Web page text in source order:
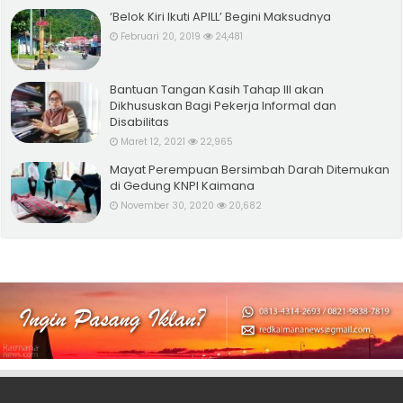
‘Belok Kiri Ikuti APILL’ Begini Maksudnya
Februari 20, 2019 24,481
Bantuan Tangan Kasih Tahap III akan
Dikhususkan Bagi Pekerja Informal dan
Disabilitas
Maret 12, 2021 22,965
Mayat Perempuan Bersimbah Darah Ditemukan
di Gedung KNPI Kaimana
November 30, 2020 20,682